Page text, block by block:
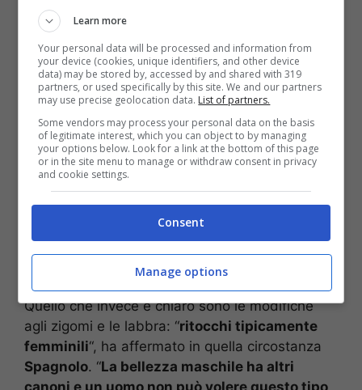
Rodriguez possa averlo avvicinato alla
chirurgia estetica.
merito.
Quello che invece è chiaro sono le modifiche
agli zigomi e le labbra: “ritocchi tipicamente
femminili“, ha affermato in quella circostanza
Spagnolo. “La bellezza maschile ha altri
canoni e un uomo non può volere questo tipo
Learn more
Your personal data will be processed and information from
your device (cookies, unique identifiers, and other device
data) may be stored by, accessed by and shared with 319
partners, or used specifically by this site. We and our partners
may use precise geolocation data. List of partners.
Some vendors may process your personal data on the basis
of legitimate interest, which you can object to by managing
your options below. Look for a link at the bottom of this page
or in the site menu to manage or withdraw consent in privacy
and cookie settings.
Consent
Manage options